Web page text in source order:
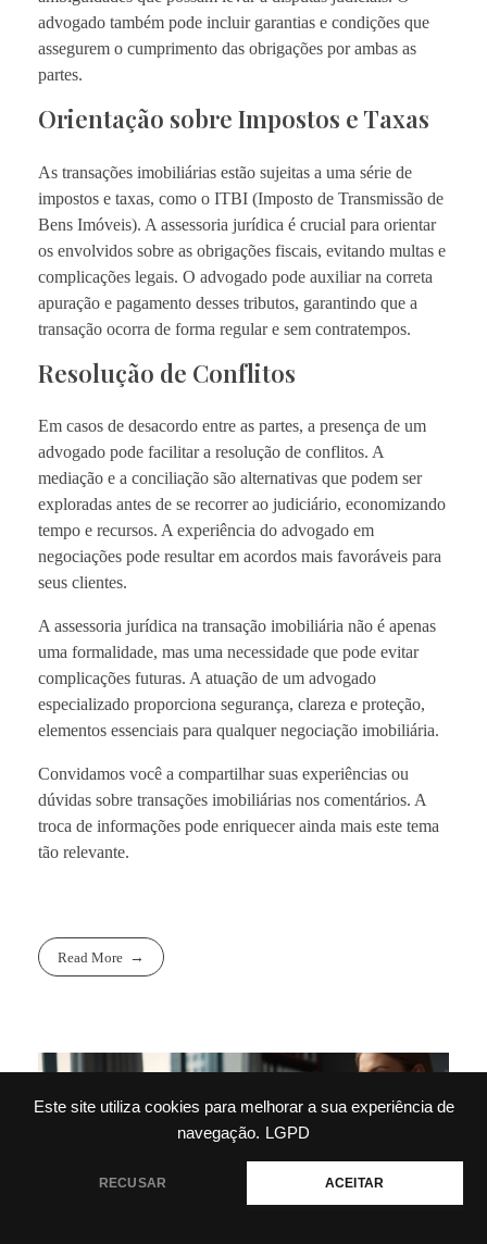
Este site utiliza cookies para melhorar a sua experiência de
navegação. LGPD
RECUSAR ACEITAR
advogado também pode incluir garantias e condições que
assegurem o cumprimento das obrigações por ambas as
partes.
Orientação sobre Impostos e Taxas
As transações imobiliárias estão sujeitas a uma série de
impostos e taxas, como o ITBI (Imposto de Transmissão de
Bens Imóveis). A assessoria jurídica é crucial para orientar
os envolvidos sobre as obrigações fiscais, evitando multas e
complicações legais. O advogado pode auxiliar na correta
apuração e pagamento desses tributos, garantindo que a
transação ocorra de forma regular e sem contratempos.
Resolução de Conflitos
Em casos de desacordo entre as partes, a presença de um
advogado pode facilitar a resolução de conflitos. A
mediação e a conciliação são alternativas que podem ser
exploradas antes de se recorrer ao judiciário, economizando
tempo e recursos. A experiência do advogado em
negociações pode resultar em acordos mais favoráveis para
seus clientes.
A assessoria jurídica na transação imobiliária não é apenas
uma formalidade, mas uma necessidade que pode evitar
complicações futuras. A atuação de um advogado
especializado proporciona segurança, clareza e proteção,
elementos essenciais para qualquer negociação imobiliária.
Convidamos você a compartilhar suas experiências ou
dúvidas sobre transações imobiliárias nos comentários. A
troca de informações pode enriquecer ainda mais este tema
tão relevante.
Read More